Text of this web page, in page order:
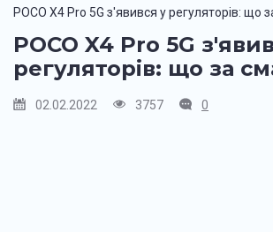
POCO X4 Pro 5G з'явився у регуляторів: що
POCO X4 Pro 5G
регуляторів: що за
02.02.2022 3757 0